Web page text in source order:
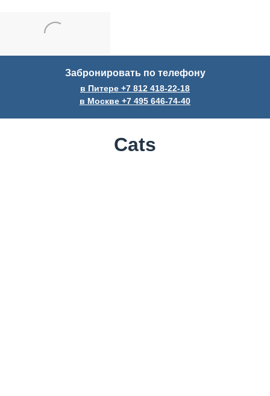
Забронировать по телефону
в Питере +7 812 418-22-18
в Москве +7 495 646-74-40
Cats